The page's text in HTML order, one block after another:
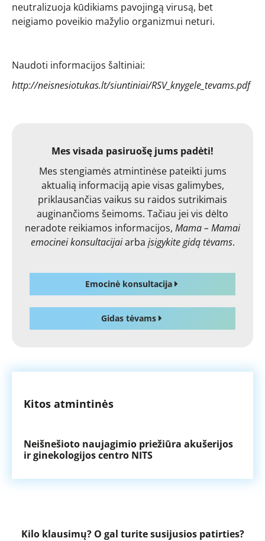
neutralizuoja kūdikiams pavojingą virusą, bet
neigiamo poveikio mažylio organizmui neturi.
Naudoti informacijos šaltiniai:
http://neisnesiotukas.lt/siuntiniai/RSV_knygele_tevams.pdf
Mes visada pasiruošę jums padėti!
Mes stengiamės atmintinėse pateikti jums
aktualią informaciją apie visas galimybes,
priklausančias vaikus su raidos sutrikimais
auginančioms šeimoms. Tačiau jei vis dėlto
neradote reikiamos informacijos, Mama – Mamai
emocinei konsultacijaiarba įsigykite gidą tėvams.
Emocinė konsultacija
Gidas tėvams
Kitos atmintinės
Neišnešioto naujagimio priežiūra akušerijos
ir ginekologijos centro NITS
Kilo klausimų? O gal turite susijusios patirties?